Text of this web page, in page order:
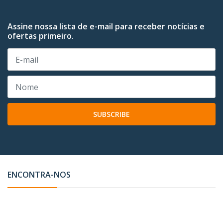
Assine nossa lista de e-mail para receber notícias e
ofertas primeiro.
SUBSCRIBE
ENCONTRA-NOS